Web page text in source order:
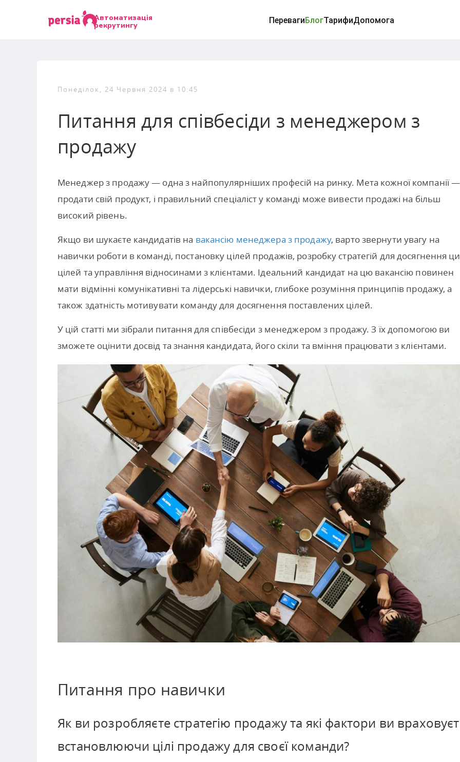
Автоматизація
рекрутингу
ПеревагиБлогТарифиДопомога
Понеділок, 24 Червня 2024 в 10:45
Питання для співбесіди з менеджером з
продажу
Менеджер з продажу — одна з найпопулярніших професій на ринку. Мета кожної компанії —
продати свій продукт, і правильний спеціаліст у команді може вивести продажі на більш
високий рівень.
Якщо ви шукаєте кандидатів на вакансію менеджера з продажу, варто звернути увагу на
навички роботи в команді, постановку цілей продажів, розробку стратегій для досягнення
цілей та управління відносинами з клієнтами. Ідеальний кандидат на цю вакансію повинен
мати відмінні комунікативні та лідерські навички, глибоке розуміння принципів продажу, а
також здатність мотивувати команду для досягнення поставлених цілей.
У цій статті ми зібрали питання для співбесіди з менеджером з продажу. З їх допомогою ви
зможете оцінити досвід та знання кандидата, його скіли та вміння працювати з клієнтами.
Питання про навички
Як ви розробляєте стратегію продажу та які фактори ви
встановлюючи цілі продажу для своєї команди?